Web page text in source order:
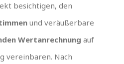
besichtigen, den
und veräußerbare
Wertanrechnung auf
vereinbaren. Nach